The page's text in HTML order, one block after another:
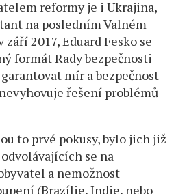
reformy je i Ukrajina,
na posledním Valném
září 2017, Eduard Fesko se
formát Rady bezpečnosti
mír a bezpečnost
řešení problémů
to prvé pokusy, bylo jich již
se na
a nemožnost
(Brazílie, Indie, nebo